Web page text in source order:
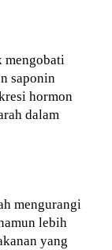
mengobati
saponin
hormon
dalam
mengurangi
lebih
yang